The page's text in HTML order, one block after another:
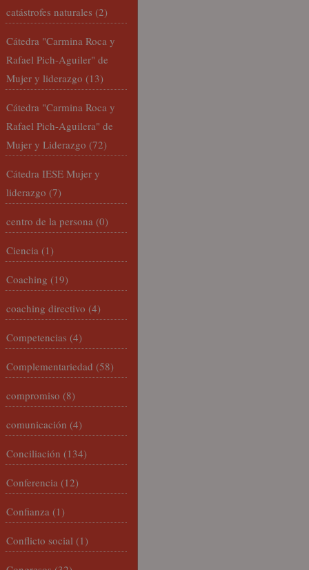
catástrofes naturales (2)
Cátedra "Carmina Roca y
Rafael Pich-Aguiler" de
Mujer y liderazgo (13)
Cátedra "Carmina Roca y
Rafael Pich-Aguilera" de
Mujer y Liderazgo (72)
Cátedra IESE Mujer y
liderazgo (7)
centro de la persona (0)
Ciencia (1)
Coaching (19)
coaching directivo (4)
Competencias (4)
Complementariedad (58)
compromiso (8)
comunicación (4)
Conciliación (134)
Conferencia (12)
Confianza (1)
Conflicto social (1)